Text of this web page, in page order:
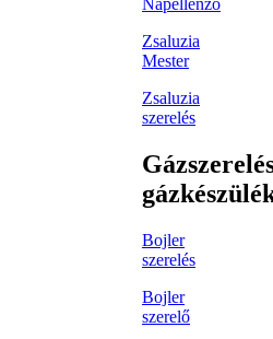
Napellenző
Zsaluzia
Mester
Zsaluzia
szerelés
Bojler
szerelés
Bojler
szerelő